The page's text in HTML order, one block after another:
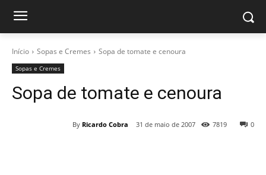
Início Sopas e Cremes Sopa de tomate e cenoura
Sopas e Cremes
Sopa de tomate e cenoura
By Ricardo Cobra 31 de maio de 2007 0
7819